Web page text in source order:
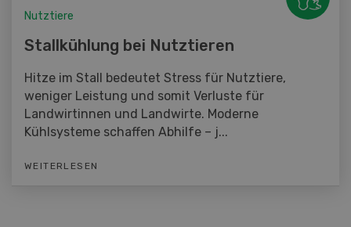
Nutztiere
Stallkühlung bei Nutztieren
Hitze im Stall bedeutet Stress für Nutztiere,
weniger Leistung und somit Verluste für
Landwirtinnen und Landwirte. Moderne
Kühlsysteme schaffen Abhilfe – j...
WEITERLESEN